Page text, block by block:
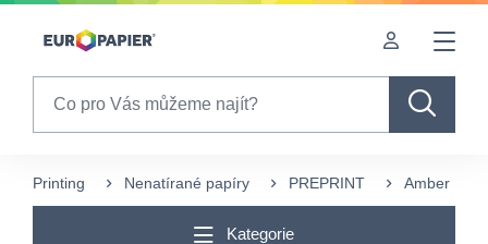
Table Of Content
Printing Nenatírané papíry PREPRINT Amber
Kategorie